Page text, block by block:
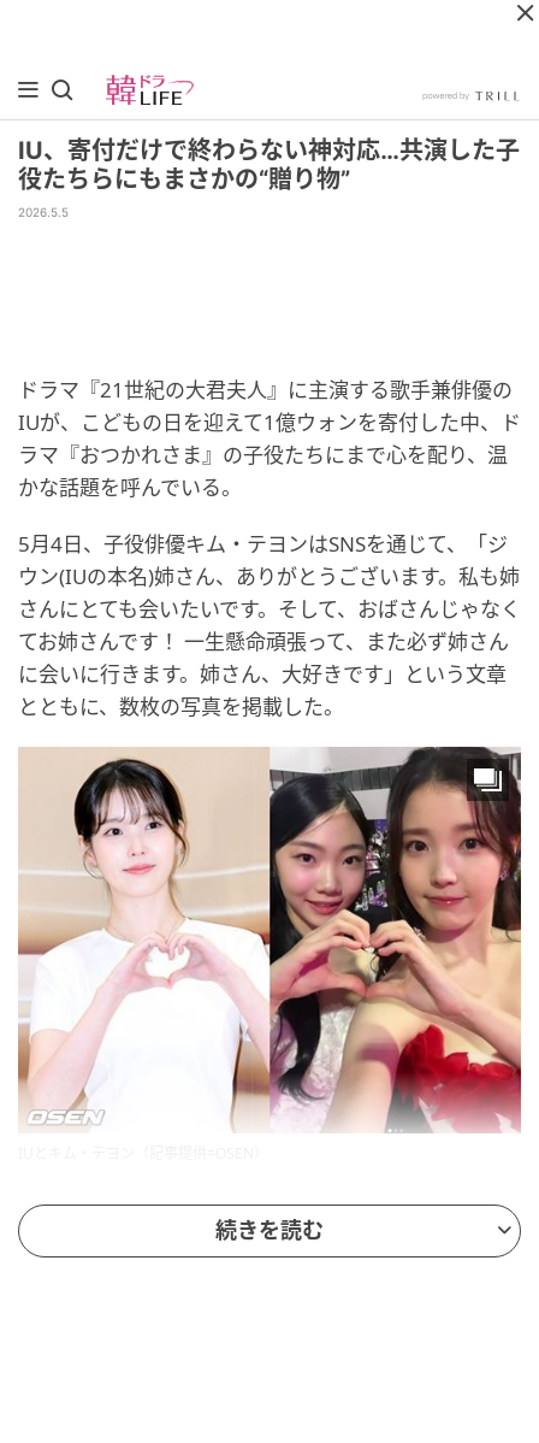
IU、寄付だけで終わらない神対応…共演した子
役たちらにもまさかの“贈り物”
2026.5.5
ドラマ『21世紀の大君夫人』に主演する歌手兼俳優の
IUが、こどもの日を迎えて1億ウォンを寄付した中、ド
ラマ『おつかれさま』の子役たちにまで心を配り、温
かな話題を呼んでいる。
5月4日、子役俳優キム・テヨンはSNSを通じて、「ジ
ウン(IUの本名)姉さん、ありがとうございます。私も姉
さんにとても会いたいです。そして、おばさんじゃなく
てお姉さんです！ 一生懸命頑張って、また必ず姉さん
に会いに行きます。姉さん、大好きです」という文章
とともに、数枚の写真を掲載した。
キム・テヨンの母親もまた、「IUさん、本当にありが
とうございます…！ テヨンが本当にとても幸せそうで
続きを読む